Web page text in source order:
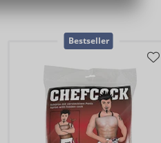
Bestseller